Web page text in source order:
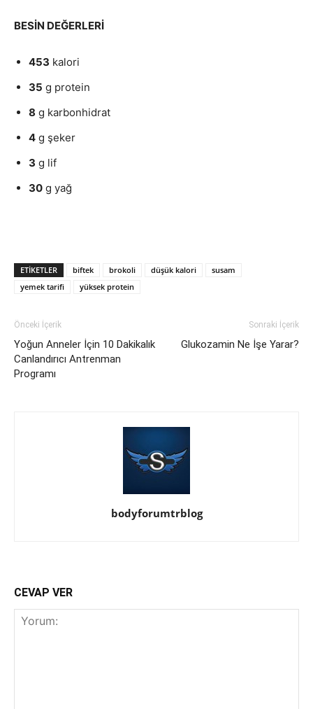
BESİN DEĞERLERİ
453 kalori
35 g protein
8 g karbonhidrat
4 g şeker
3 g lif
30 g yağ
ETIKETLER biftek brokoli düşük kalori
susam
yemek tarifi
yüksek protein
Önceki İçerik
Yoğun Anneler İçin 10 Dakikalık
Canlandırıcı Antrenman
Programı
Sonraki İçerik
Glukozamin Ne İşe Yarar?
bodyforumtrblog
CEVAP VER